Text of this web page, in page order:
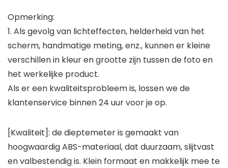
Opmerking:
1. Als gevolg van lichteffecten, helderheid van het
scherm, handmatige meting, enz., kunnen er kleine
verschillen in kleur en grootte zijn tussen de foto en
het werkelijke product.
Als er een kwaliteitsprobleem is, lossen we de
klantenservice binnen 24 uur voor je op.
[Kwaliteit]: de dieptemeter is gemaakt van
hoogwaardig ABS-materiaal, dat duurzaam, slijtvast
en valbestendig is. Klein formaat en makkelijk mee te